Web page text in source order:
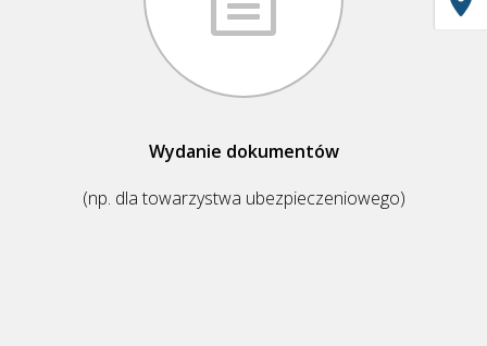
Wydanie dokumentów
(np. dla towarzystwa ubezpieczeniowego)